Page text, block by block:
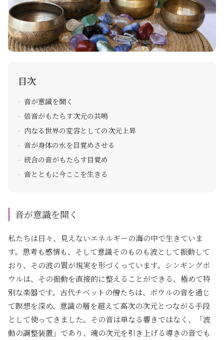
目次
音が意識を開く
倍音がもたらす次元の共鳴
内なる世界の変容としての次元上昇
音が身体の水を目覚めさせる
統合の音がもたらす目覚め
音とともに今ここを生きる
音が意識を開く
私たちは日々、見えないエネルギーの海の中で生きていま
す。思考も感情も、そして意識そのものも波として振動して
おり、その波の質が現実を形づくっています。シンギングボ
ウルは、その振動を直接的に整えることができる、極めて特
別な楽器です。古代チベットの僧たちは、ボウルの音を通じ
て瞑想を深め、意識の層を超えて高次の次元とつながる手段
として使ってきました。その音は単なる響きではなく、「波
動の調整装置」であり、魂の次元を引き上げる導きの音でも